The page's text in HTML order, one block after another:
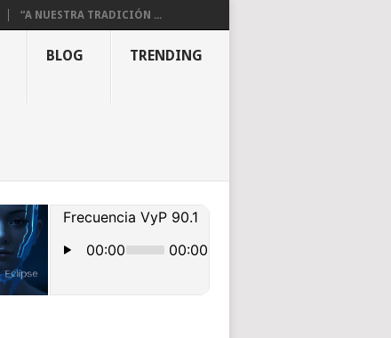
“A NUESTRA TRADICIÓN ...
BLOG TRENDING